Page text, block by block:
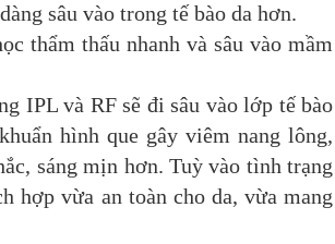
sâu vào trong tế bào da hơn.
thẩm thấu nhanh và sâu vào mầm
IPL và RF sẽ đi sâu vào lớp tế bào
hình que gây viêm nang lông,
sáng mịn hơn. Tuỳ vào tình trạng
hợp vừa an toàn cho da, vừa mang